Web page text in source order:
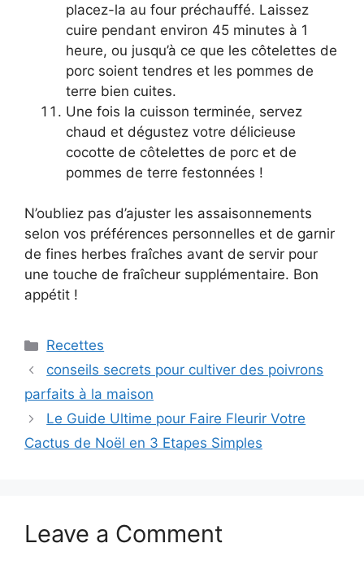
placez-la au four préchauffé. Laissez
cuire pendant environ 45 minutes à 1
heure, ou jusqu’à ce que les côtelettes de
porc soient tendres et les pommes de
terre bien cuites.
Une fois la cuisson terminée, servez
chaud et dégustez votre délicieuse
cocotte de côtelettes de porc et de
pommes de terre festonnées !
N’oubliez pas d’ajuster les assaisonnements
selon vos préférences personnelles et de garnir
de fines herbes fraîches avant de servir pour
une touche de fraîcheur supplémentaire. Bon
appétit !
Categories
Recettes
conseils secrets pour cultiver des poivrons
parfaits à la maison
Le Guide Ultime pour Faire Fleurir Votre
Cactus de Noël en 3 Etapes Simples
Leave a Comment